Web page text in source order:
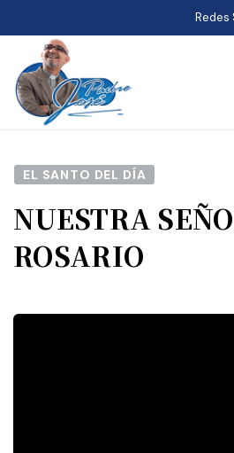
Redes
EL SANTO DEL DÍA
NUESTRA
ROSARIO